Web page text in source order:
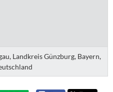
Landkreis Günzburg, Bayern,